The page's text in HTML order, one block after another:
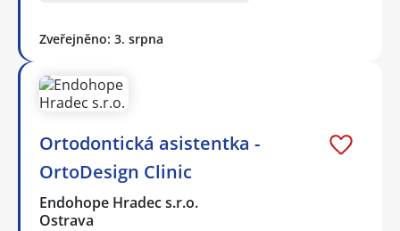
Zveřejněno: 3. srpna
Ortodontická asistentka -
OrtoDesign Clinic
Endohope Hradec s.r.o.
Ostrava